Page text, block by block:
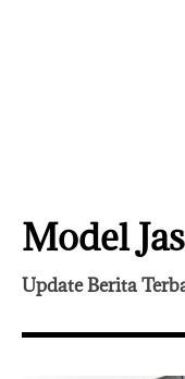
Model
Update Berita